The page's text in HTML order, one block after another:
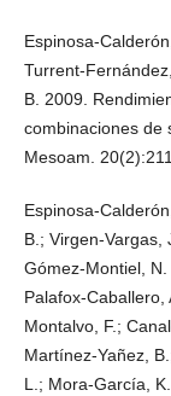
Espinosa-
Turrent-
B. 2009.
combinaciones de
Mesoam.
Espinosa-
B.; Virgen-Vargas,
Gómez-Montiel,
Palafox-
Montalvo, F.;
Martínez-Yañez,
L.; Mora-García,